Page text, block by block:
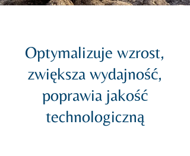
Optymalizuje wzrost,
zwiększa wydajność,
poprawia jakość
technologiczną